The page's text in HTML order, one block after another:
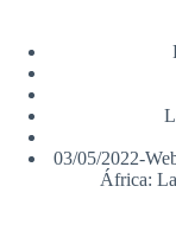
03/05/2022-
África: